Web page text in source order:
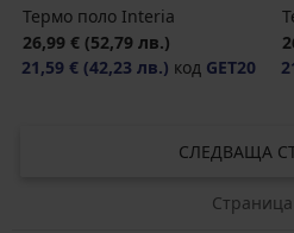
Термо поло Interia
26,99 € (52,79 лв.)
21,59 € (42,23 лв.) код GET20
СЛЕДВАЩА